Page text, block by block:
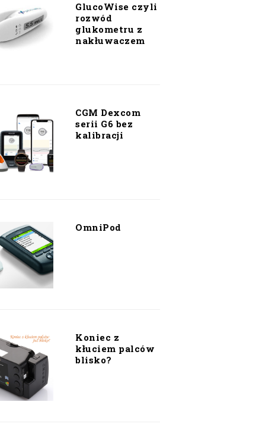
GlucoWise czyli
rozwód
glukometru z
nakłuwaczem
CGM Dexcom
serii G6 bez
kalibracji
OmniPod
Koniec z
kłuciem palców
blisko?